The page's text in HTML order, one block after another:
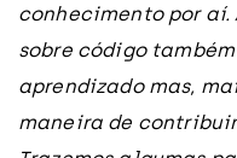
conhecimento por
sobre código
aprendizado mas,
maneira de